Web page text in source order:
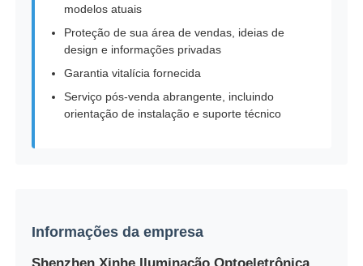
modelos atuais
Proteção de sua área de vendas, ideias de
design e informações privadas
Garantia vitalícia fornecida
Serviço pós-venda abrangente, incluindo
orientação de instalação e suporte técnico
Informações da empresa